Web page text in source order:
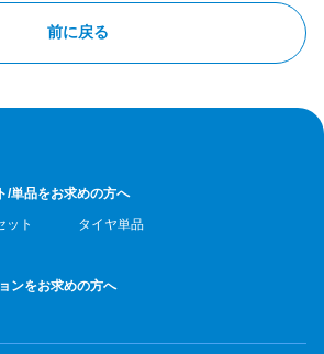
前に戻る
/単品をお求めの方へ
ット
タイヤ単品
ンをお求めの方へ